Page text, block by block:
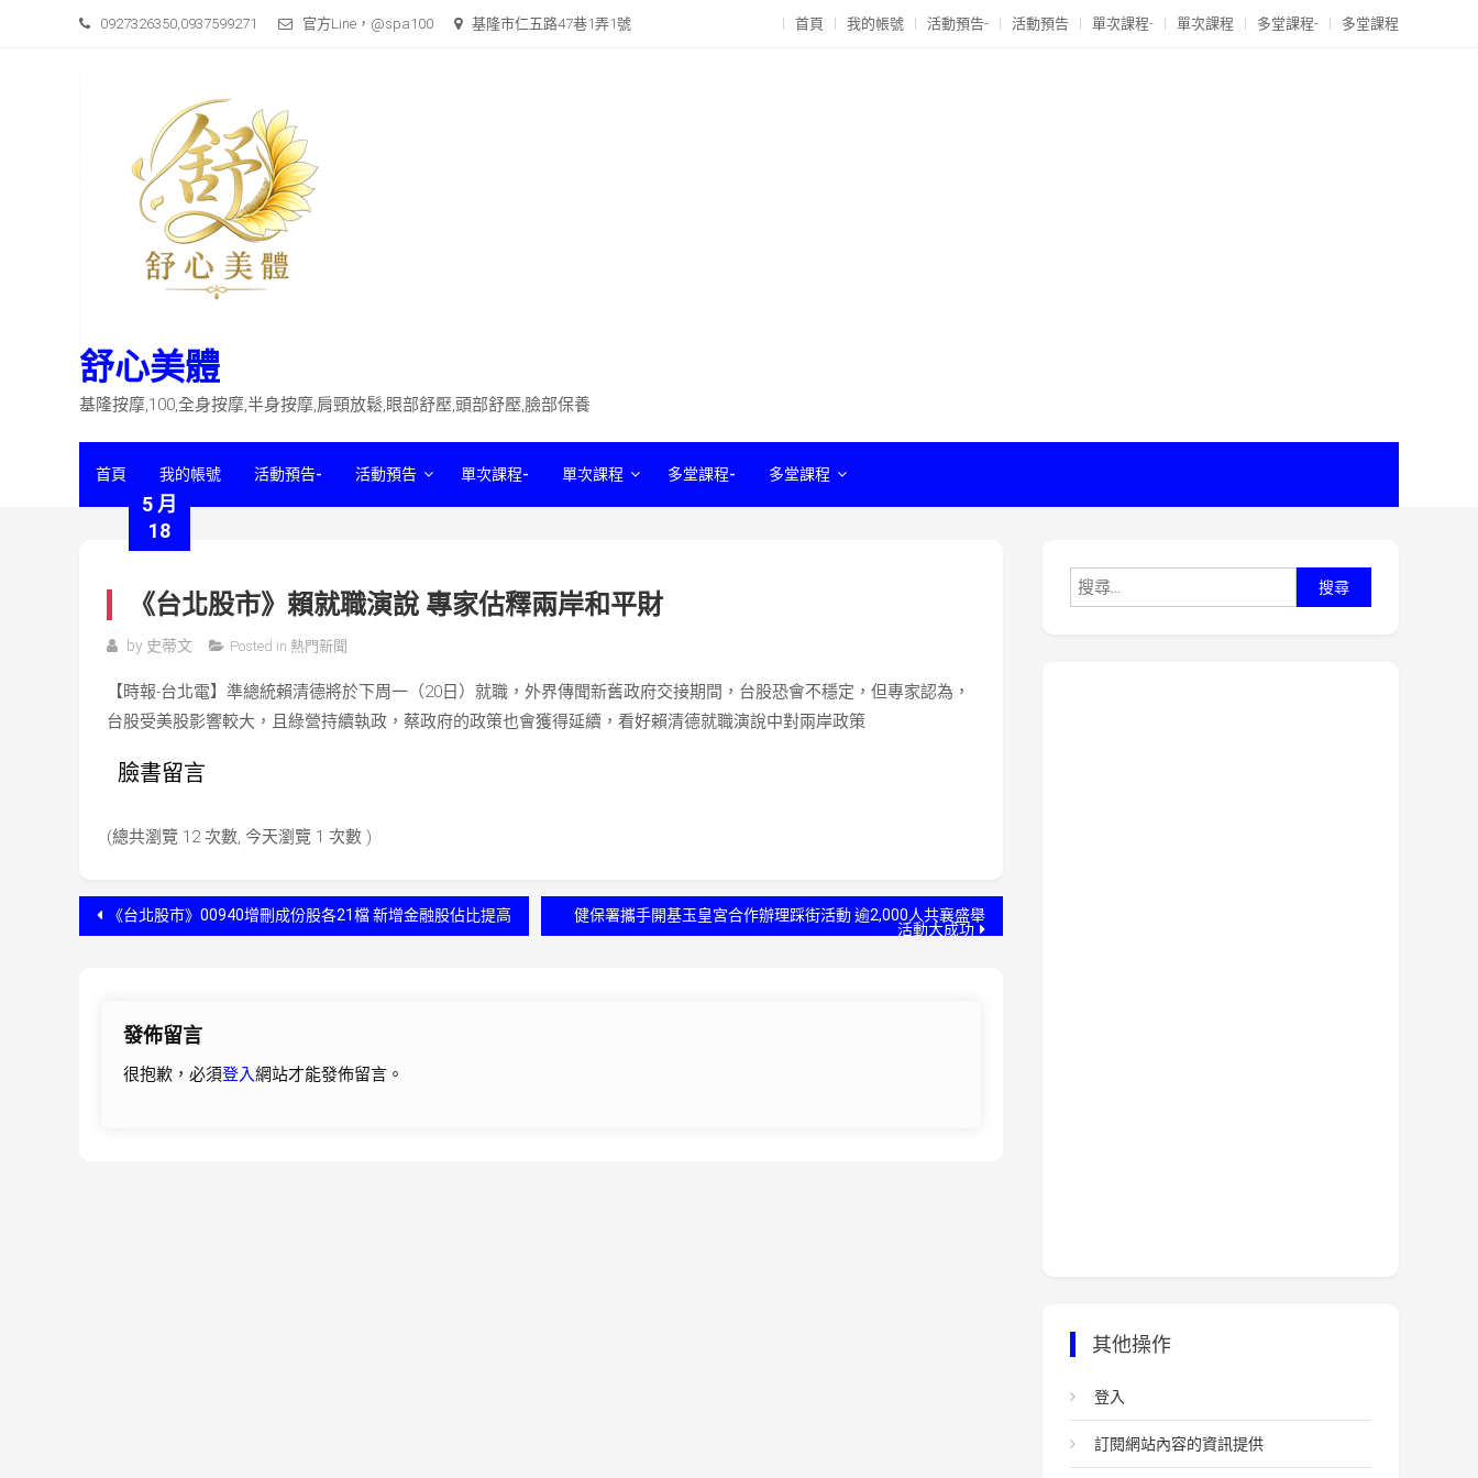
0927326350,0937599271 官方Line，@spa100 基隆市仁五路47巷1弄1號 首頁 我的帳號 活動預告- 活動預告 單次課程- 單次課程 多堂課程- 多堂課程
舒心美體
基隆按摩,100,全身按摩,半身按摩,肩頸放鬆,眼部舒壓,頭部舒壓,臉部保養
首頁 我的帳號 活動預告- 活動預告 單次課程- 單次課程 多堂課程- 多堂課程
5 月
18
《台北股市》賴就職演說 專家估釋兩岸和平財
by 史蒂文 Posted in 熱門新聞
【時報-台北電】準總統賴清德將於下周一（20日）就職，外界傳聞新舊政府交接期間，台股恐會不穩定，但專家認為，
台股受美股影響較大，且綠營持續執政，蔡政府的政策也會獲得延續，看好賴清德就職演說中對兩岸政策
臉書留言
(總共瀏覽 12 次數, 今天瀏覽 1 次數 )
文
《台北股市》00940增刪成份股各21檔 新增金融股佔比提高
健保署攜手開基玉皇宮合作辦理踩街活動 逾2,000人共襄盛舉
活動大成功
發佈留言
很抱歉，必須登入網站才能發佈留言。
尋
其他操作
登入
訂閱網站內容的資訊提供